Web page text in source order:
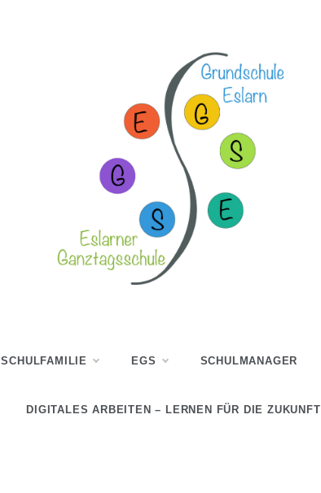
SCHULFAMILIE EGS SCHULMANAGER
DIGITALES ARBEITEN – LERNEN FÜR DIE ZUKUNFT